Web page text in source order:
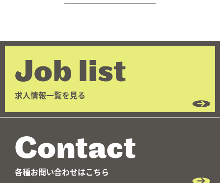
Contact
各種お問い合わせはこちら
Job list
求人情報一覧を見る